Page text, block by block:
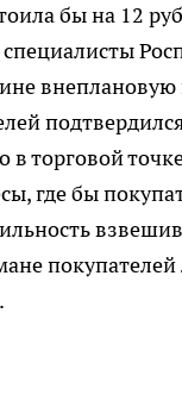
бы на 12
внеплановую
в торговой
где бы